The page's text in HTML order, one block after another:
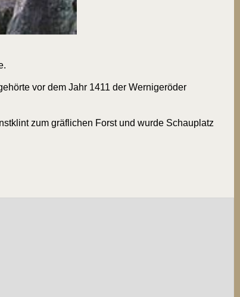
vor dem Jahr 1411 der Wer­ni­ge­röder
zum gräf­li­chen Forst und wur­de Schau­platz